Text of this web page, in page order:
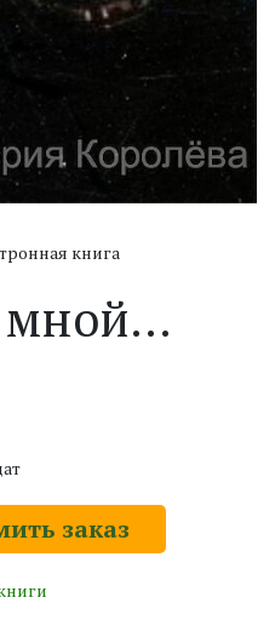
книга
мной…
заказ